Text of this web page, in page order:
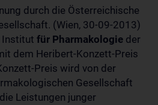
durch die Österreichische
(Wien, 30-09-2013)
Institut für Pharmakologie der
dem Heribert-Konzett-Preis
Preis wird von der
Gesellschaft
Leistungen junger